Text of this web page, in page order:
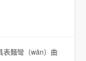
表麵彎（wān）曲